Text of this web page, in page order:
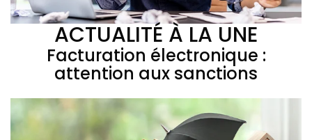
ACTUALITÉ À LA UNE
Facturation électronique :
attention aux sanctions